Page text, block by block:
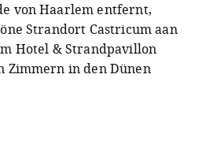
von Haarlem entfernt,
Strandort Castricum aan
Hotel & Strandpavillon
Zimmern in den Dünen